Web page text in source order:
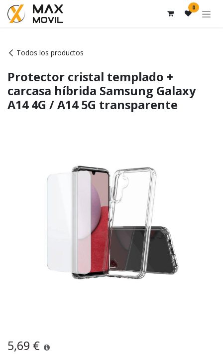
Ir al contenido 0
Todos los productos
Protector cristal templado +
carcasa híbrida Samsung Galaxy
A14 4G / A14 5G transparente
5,69 €